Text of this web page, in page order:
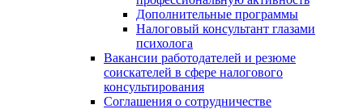
Дополнительные программы
Налоговый консультант глазами
психолога
Вакансии работодателей и резюме
соискателей в сфере налогового
консультирования
Соглашения о сотрудничестве